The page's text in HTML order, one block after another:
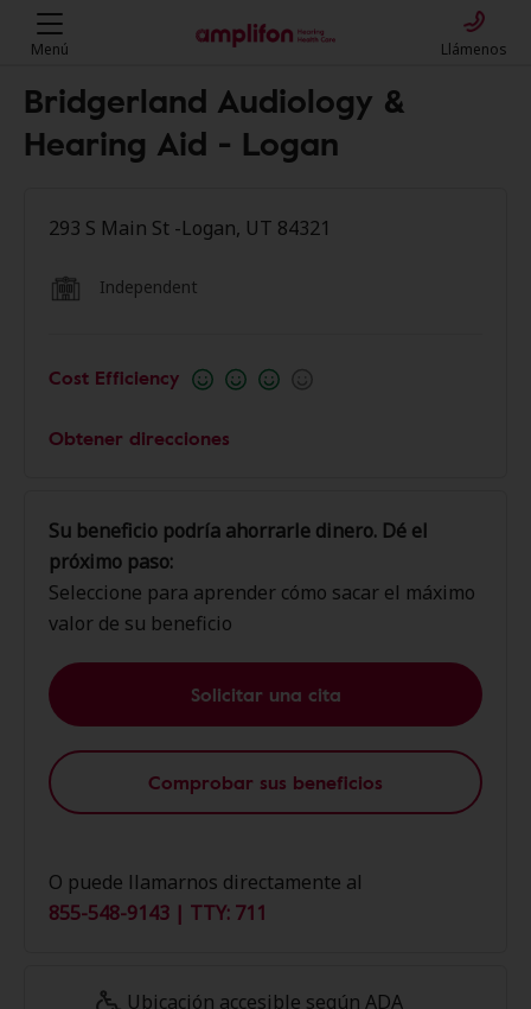
Menú Llámenos
Bridgerland Audiology &
Hearing Aid - Logan
293 S Main St -Logan, UT 84321
Independent
Cost Efficiency
Obtener direcciones
Su beneficio podría ahorrarle dinero. Dé el
próximo paso:
Seleccione para aprender cómo sacar el máximo
valor de su beneficio
Solicitar una cita
Comprobar sus beneficios
O puede llamarnos directamente al
855-548-9143 | TTY: 711
Ubicación accesible según ADA